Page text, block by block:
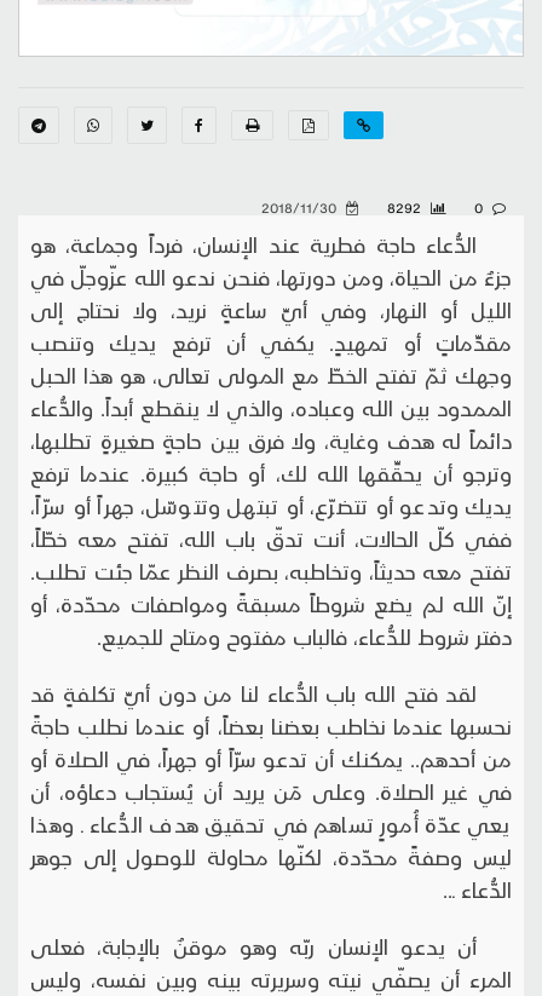
الدُّعاء حاجة فطرية عند الإنسان، فرداً وجماعة، هو
جزءٌ من الحياة، ومن دورتها، فنحن ندعو الله عزّوجلّ في
الليل أو النهار، وفي أيِّ ساعةٍ نريد، ولا نحتاج إلى
مقدِّماتٍ أو تمهيدٍ. يكفي أن ترفع يديك وتنصب
وجهك ثمّ تفتح الخطّ مع المولى تعالى، هو هذا الحبل
الممدود بين الله وعباده، والذي لا ينقطع أبداً. والدُّعاء
دائماً له هدف وغاية، ولا فرق بين حاجةٍ صغيرةٍ تطلبها،
وترجو أن يحقِّقها الله لك، أو حاجة كبيرة. عندما ترفع
يديك وتدعو أو تتضرّع، أو تبتهل وتتوسّل، جهراً أو سرّاً،
ففي كلّ الحالات، أنت تدقّ باب الله، تفتح معه خطّاً،
تفتح معه حديثاً، وتخاطبه، بصرف النظر عمّا جئت تطلب.
إنّ الله لم يضع شروطاً مسبقةً ومواصفات محدّدة، أو
دفتر شروط للدُّعاء، فالباب مفتوح ومتاح للجميع.
لقد فتح الله باب الدُّعاء لنا من دون أيِّ تكلفةٍ قد
نحسبها عندما نخاطب بعضنا بعضاً، أو عندما نطلب حاجةً
من أحدهم.. يمكنك أن تدعو سرّاً أو جهراً، في الصلاة أو
في غير الصلاة. وعلى مَن يريد أن يُستجاب دعاؤه، أن
يعي عدّة أُمورٍ تساهم في تحقيق هدف الدُّعاء ـ وهذا
ليس وصفةً محدّدة، لكنّها محاولة للوصول إلى جوهر
الدُّعاء ـ..
أن يدعو الإنسان ربّه وهو موقنٌ بالإجابة، فعلى
المرء أن يصفّي نيته وسريرته بينه وبين نفسه، وليس